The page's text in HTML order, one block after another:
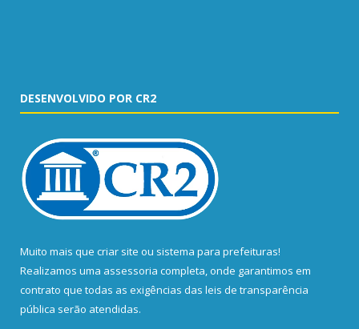
DESENVOLVIDO POR CR2
Muito mais que criar site ou sistema para prefeituras!
Realizamos uma assessoria completa, onde garantimos em
contrato que todas as exigências das leis de transparência
pública serão atendidas.